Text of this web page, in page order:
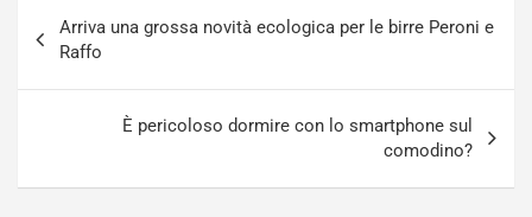
articoli
Arriva una grossa novità ecologica per le birre Peroni e
Raffo
È pericoloso dormire con lo smartphone sul
comodino?